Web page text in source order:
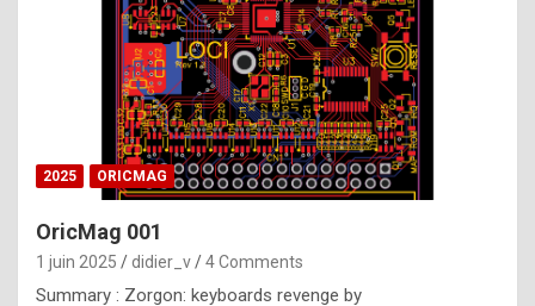
t
p
h
o
n
y
2025 ORICMAG
OricMag 001
1 juin 2025 didier_v 4 Comments
Summary : Zorgon: keyboards revenge by